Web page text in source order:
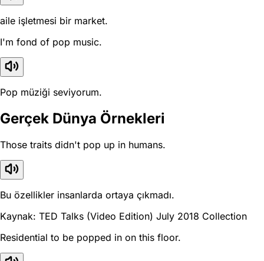
aile işletmesi bir market.
I'm fond of pop music.
Pop müziği seviyorum.
Gerçek Dünya Örnekleri
Those traits didn't pop up in humans.
Bu özellikler insanlarda ortaya çıkmadı.
Kaynak: TED Talks (Video Edition) July 2018 Collection
Residential to be popped in on this floor.